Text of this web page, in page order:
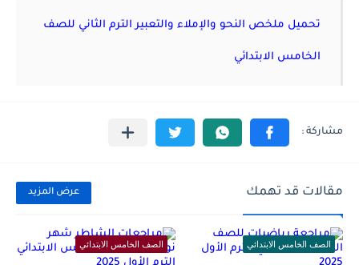
تحميل ملخص النحو والإملاء والتعبير الترم الثاني للصف
الخامس الابتدائي
مقالات قد تهمك عرض المزيد
الصف الخامس الابتدائي الصف الخامس الابتدائي